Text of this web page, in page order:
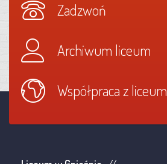
Zadzwoń
Archiwum liceum
Współpraca z liceum